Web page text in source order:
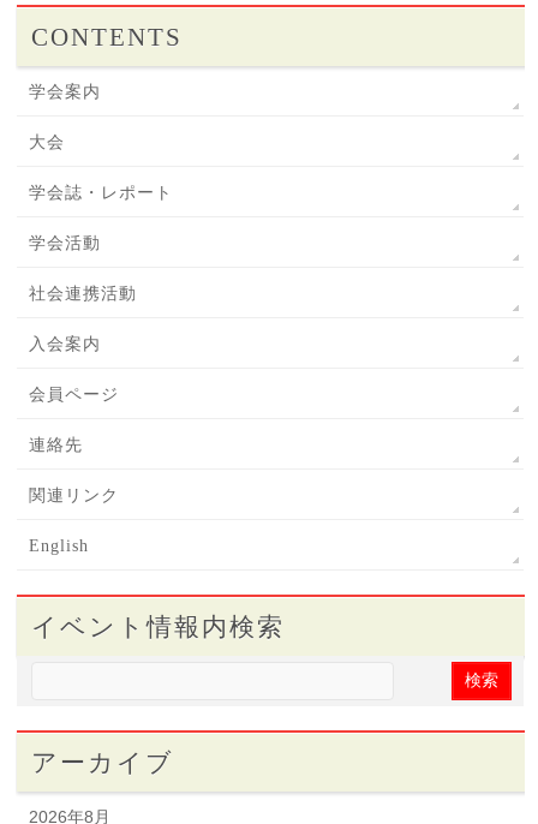
CONTENTS
学会案内
大会
学会誌・レポート
学会活動
社会連携活動
入会案内
会員ページ
連絡先
関連リンク
English
イベント情報内検索
アーカイブ
2026年8月